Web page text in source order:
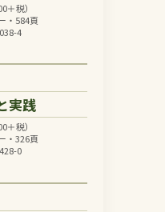
＋税）
・584頁
4
実践
＋税）
・326頁
0